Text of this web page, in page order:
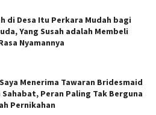
di Desa Itu Perkara Mudah bagi
Yang Susah adalah Membeli
Nyamannya
Menerima Tawaran Bridesmaid
Peran Paling Tak Berguna
Pernikahan